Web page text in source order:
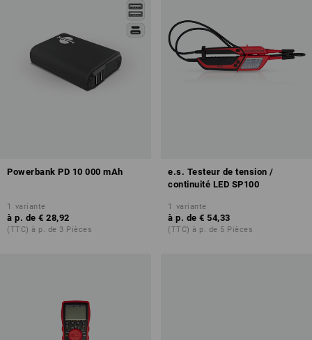
Powerbank PD 10 000 mAh
1 variante
à p. de € 28,92
(TTC) à p. de 3 Pièces
e.s. Testeur de tension /
continuité LED SP100
1 variante
à p. de € 54,33
(TTC) à p. de 5 Pièces